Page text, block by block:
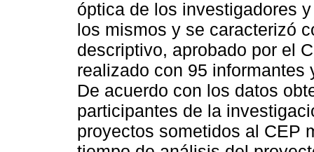
óptica de los investigadores
los mismos y se caracterizó
descriptivo, aprobado por el
realizado con 95
De acuerdo con los datos
participantes de la
proyectos sometidos al CEP